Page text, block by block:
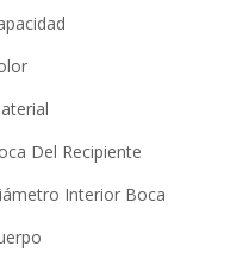
Del
Interior